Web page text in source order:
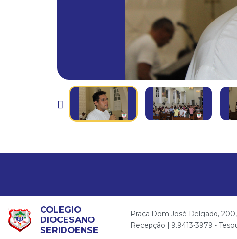
COLEGIO
DIOCESANO
SERIDOENSE
Praça Dom José Delgado,
Recepção | 9.9413-3979 -